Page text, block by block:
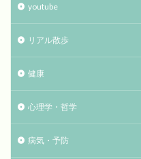
youtube
リアル散歩
健康
心理学・哲学
病気・予防